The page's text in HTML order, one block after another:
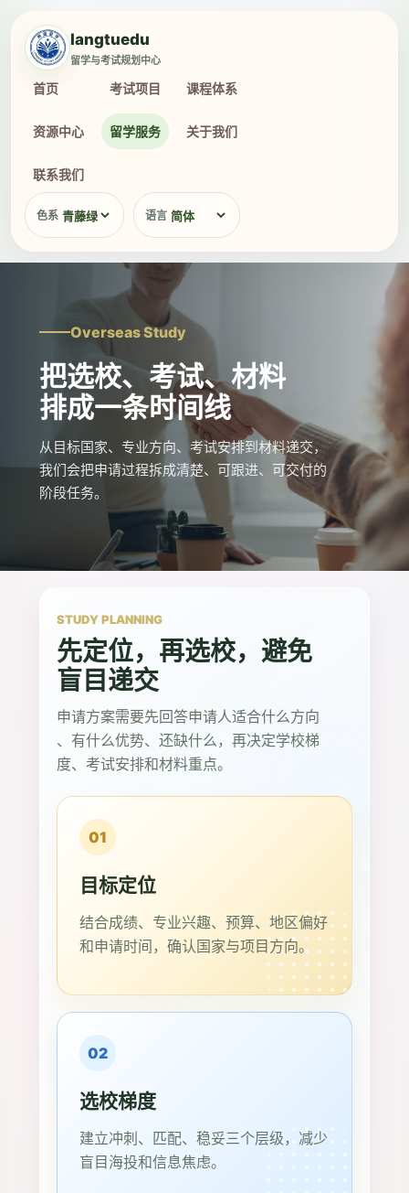
langtuedu
留学与考试规划中心
首页 考试项目 课程体系
资源中心 留学服务 关于我们
联系我们
色系 语言
Overseas Study
把选校、考试、材料
排成一条时间线
从目标国家、专业方向、考试安排到材料递交，
我们会把申请过程拆成清楚、可跟进、可交付的
阶段任务。
STUDY PLANNING
先定位，再选校，避免
盲目递交
申请方案需要先回答申请人适合什么方向
、有什么优势、还缺什么，再决定学校梯
度、考试安排和材料重点。
01
目标定位
结合成绩、专业兴趣、预算、地区偏好
和申请时间，确认国家与项目方向。
02
选校梯度
建立冲刺、匹配、稳妥三个层级，减少
盲目海投和信息焦虑。